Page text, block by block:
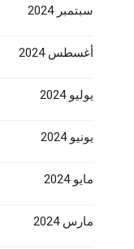
سبتمبر 2024
أغسطس 2024
يوليو 2024
يونيو 2024
مايو 2024
مارس 2024